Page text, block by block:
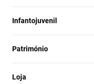
Infantojuvenil
Património
Loja